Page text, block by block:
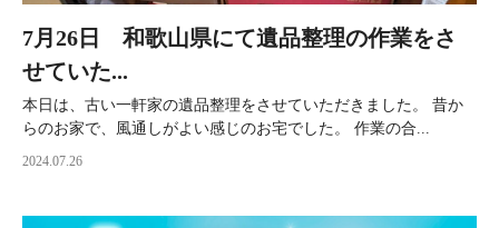
7月26日 和歌山県にて遺品整理の作業をさ
せていた...
本日は、古い一軒家の遺品整理をさせていただきました。 昔か
らのお家で、風通しがよい感じのお宅でした。 作業の合...
2024.07.26